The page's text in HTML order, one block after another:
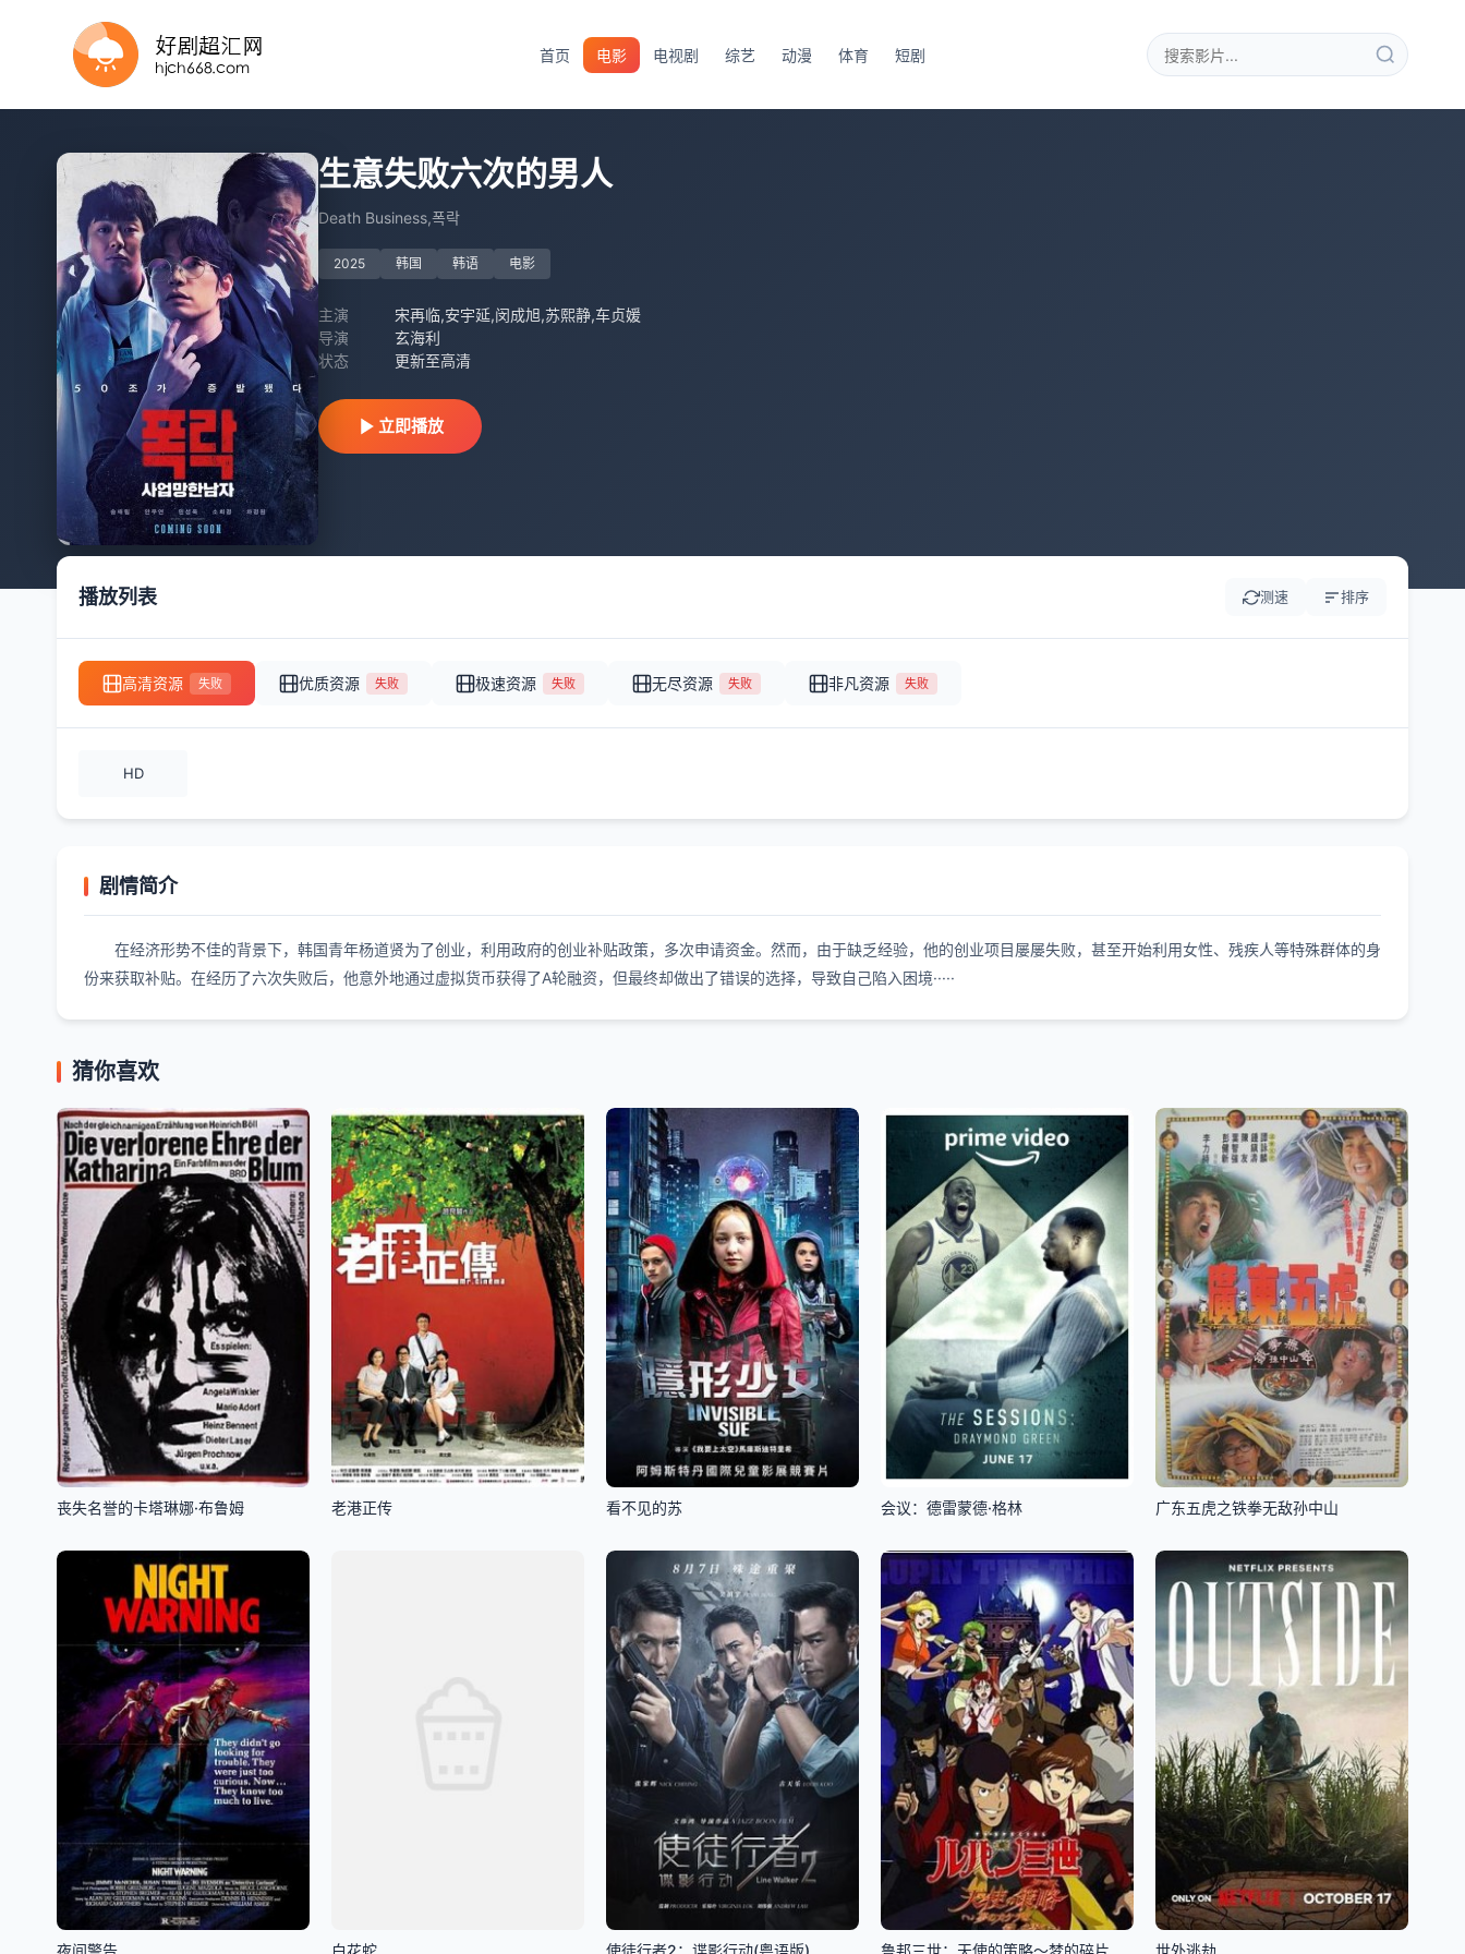
首页 电影 电视剧 综艺 动漫 体育 短剧
生意失败六次的男人
Death Business,폭락
2025 韩国 韩语 电影
主演
宋再临,安宇延,闵成旭,苏熙静,车贞媛
导演
玄海利
状态
更新至高清
立即播放
播放列表 测速 排序
高清资源 失败 优质资源 失败 极速资源 失败 无尽资源 失败 非凡资源 失败
HD
剧情简介
在经济形势不佳的背景下，韩国青年杨道贤为了创业，利用政府的创业补贴政策，多次申请资金。然而，由于缺乏经验，他的创业项目屡屡失败，甚至开始利用女性、残疾人等特殊群体的身
份来获取补贴。在经历了六次失败后，他意外地通过虚拟货币获得了A轮融资，但最终却做出了错误的选择，导致自己陷入困境·····
猜你喜欢
丧失名誉的卡塔琳娜·布鲁姆 老港正传 看不见的苏 会议：德雷蒙德·格林 广东五虎之铁拳无敌孙中山
夜间警告 白花蛇 使徒行者2：谍影行动(粤语版) 世外逃劫